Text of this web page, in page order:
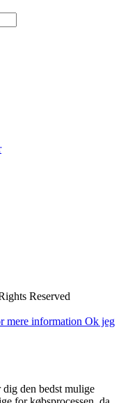
Reserved
mere information Ok jeg
den bedst mulige